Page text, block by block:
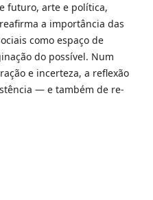
futuro, arte e política,
a importância das
como espaço de
do possível. Num
e incerteza, a reflexão
— e também de re-